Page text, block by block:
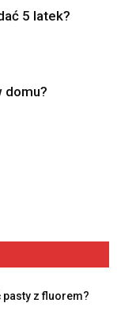
5 latek?
domu?
pasty z fluorem?